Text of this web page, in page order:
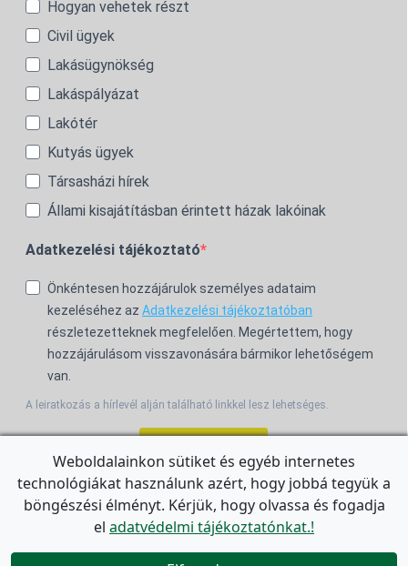
Hogyan vehetek részt
Civil ügyek
Lakásügynökség
Lakáspályázat
Lakótér
Kutyás ügyek
Társasházi hírek
Állami kisajátításban érintett házak lakóinak
Adatkezelési tájékoztató
Önkéntesen hozzájárulok személyes adataim
kezeléséhez az Adatkezelési tájékoztatóban
részletezetteknek megfelelően. Megértettem, hogy
hozzájárulásom visszavonására bármikor lehetőségem
van.
A leiratkozás a hírlevél alján található linkkel lesz lehetséges.
For the English Newsletter, clickHERE.
Weboldalainkon sütiket és egyéb internetes
technológiákat használunk azért, hogy jobbá tegyük a
böngészési élményt. Kérjük, hogy olvassa és fogadja
el adatvédelmi tájékoztatónkat.!